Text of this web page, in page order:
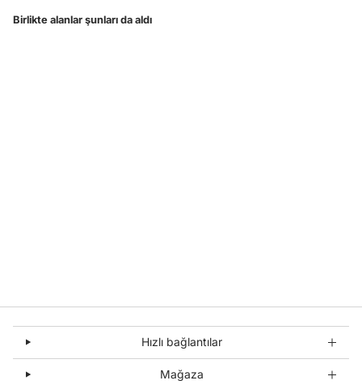
Birlikte alanlar şunları da aldı
Hızlı bağlantılar
Mağaza